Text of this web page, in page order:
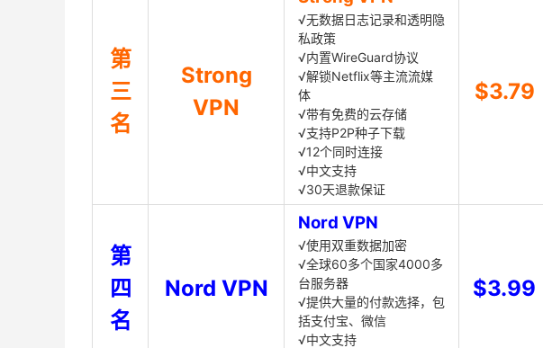
第
三
名
Strong
VPN
√无数据日志记录和透明隐
私政策
√内置WireGuard协议
√解锁Netflix等主流流媒
体
√带有免费的云存储
√支持P2P种子下载
√12个同时连接
√中文支持
√30天退款保证
$3.79
第
四
名
Nord VPN
Nord VPN
√使用双重数据加密
√全球60多个国家4000多
台服务器
√提供大量的付款选择，包
括支付宝、微信
√中文支持
$3.99